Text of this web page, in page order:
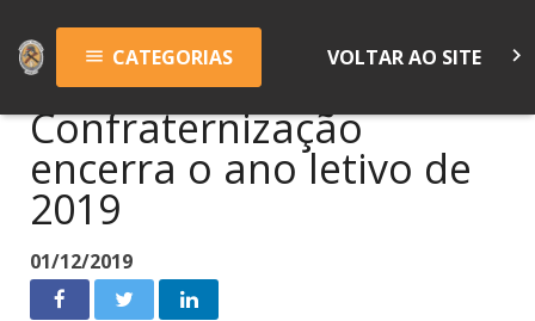
menu CATEGORIAS VOLTAR AO SITE keyboard_arrow_right
Confraternização
encerra o ano letivo de
2019
01/12/2019